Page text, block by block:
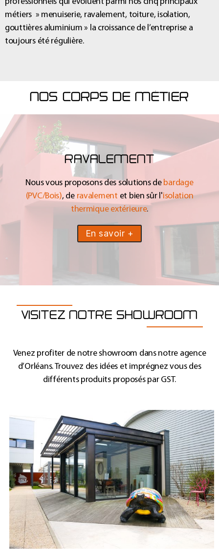
métiers » menuiserie, ravalement, toiture, isolation,
gouttières aluminium » la croissance de l’entreprise a
toujours été régulière.
NOS CORPS DE MÉTIER
RAVALEMENT
Nous vous proposons des solutions de bardage
(PVC/Bois), de ravalement et bien sûr l'isolation
thermique extérieure.
En savoir +
VISITEZ NOTRE SHOWROOM
Venez profiter de notre showroom dans notre agence
d’Orléans. Trouvez des idées et imprégnez vous des
différents produits proposés par GST.